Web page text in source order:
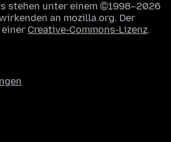
stehen unter einem ©1998–2026
an mozilla.org. Der
Creative-Commons-Lizenz.